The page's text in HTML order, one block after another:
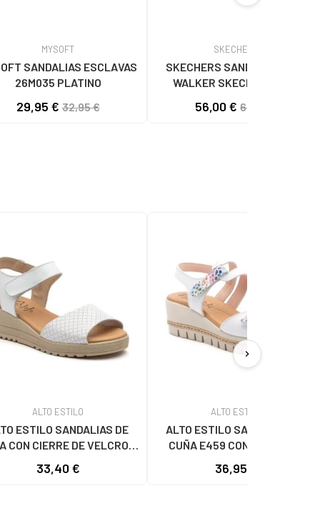
MYSOFT
SANDALIAS ESCLAVAS
26M035 PLATINO
29,95 €32,95 €
SKECHERS
SKECHERS SANDALIA D´LUX
WALKER SKECHERS KAKI
56,00 € 69,95 €
ALTO ESTILO
ESTILO SANDALIAS DE
CON CIERRE DE VELCRO Y
33,40 €
ALTO ESTILO
ALTO ESTILO SANDALIAS DE
CUÑA E459 CON CIERRE DE
36,95 €
chevron_right